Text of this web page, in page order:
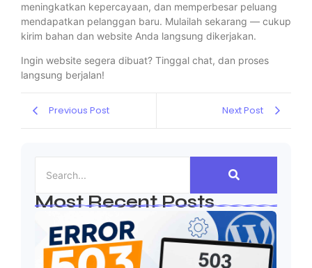
meningkatkan kepercayaan, dan memperbesar peluang
mendapatkan pelanggan baru. Mulailah sekarang — cukup
kirim bahan dan website Anda langsung dikerjakan.
Ingin website segera dibuat? Tinggal chat, dan proses
langsung berjalan!
Previous Post Next Post
Most Recent Posts